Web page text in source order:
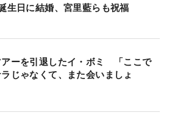
生日に結婚、宮里藍らも祝福
アーを引退したイ・ボミ 「ここで
じゃなくて、また会いましょ